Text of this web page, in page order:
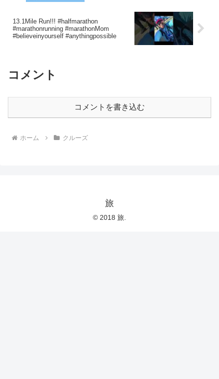
13.1Mile Run!!! #halfmarathon
#marathonrunning #marathonMom
#believeinyourself #anythingpossible
コメント
コメントを書き込む
ホーム クルーズ
旅
© 2018 旅.